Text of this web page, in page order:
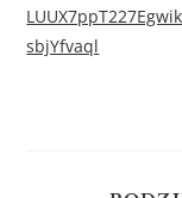
sbjYfvaql